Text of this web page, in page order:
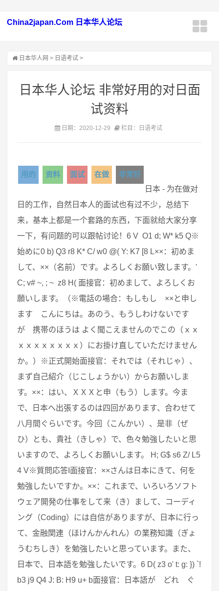
China2japan.Com 日本华人论坛
日本华人网 > 日语考试 >
日本华人论坛 非常好用的对日面
试资料
日期：2020-12-29 栏目：日语考试
用的 资料 面试 在做
非常好
日本 - 为在做对
日的工作，自然日本人的面试也有过不少，总结下
来，基本上都是一个套路的东西，下面就给大家分享
一下，有问题的可以跟帖讨论！6 V O1 d; W* k5 Q※
始めに0 b) Q3 r8 K* C/ w0 @( Y: K7 [8 L××：初めま
して、××（名前）です。よろしくお願い致します。'
C; v# ~, ; ~ z8 H( 面接官：初めまして、よろしくお
願いします。（※電話の場合：もしもし ××と申し
ます こんにちは。あのう、もうしわけないです
が 携帯のほうは よく聞こえませんのでこの（ｘｘ
ｘｘｘｘｘｘｘｘ）にお掛け直していただけません
か。）※正式開始面接官：それでは（それじゃ）、
まず自己紹介（じこしょうかい）からお願いしま
す。××：はい、ＸＸＸと申（もう）します。今ま
で、日本へ出張するのは四回があります、合わせて
八月間ぐらいです。今回（こんかい）、是非（ぜ
ひ）とも、貴社（きしゃ）で、色々勉強したいと思
いますので、よろしくお願いします。 H; G$ s6 Z/ L5
4 V※質問応答I面接官：××さんは日本にきて、何を
勉強したいですか。××：これまで、いろいろソフト
ウェア開発の仕事をして来（き）まして、コーディ
ング（Coding）には自信がありますが、日本に行っ
て、金融関連（ほけんかんれん）の業務知識（ぎょ
うむちしき）を勉強したいと思っています。また、
日本で、日本語を勉強したいです。6 D( z3 o' t: g: }) `!
b3 j9 Q4 J: B: H9 u+ b面接官：日本語が どれ ぐ